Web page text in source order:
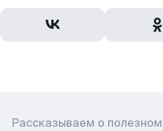
Рассказываем о